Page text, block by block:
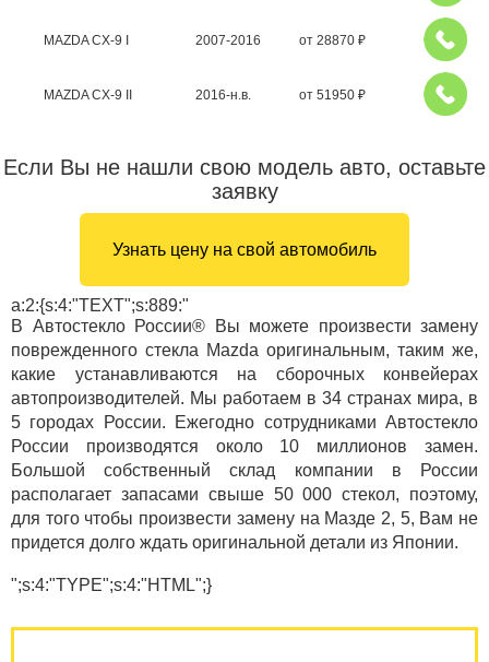
MAZDA CX-9 I 2007-2016 от 28870 ₽
MAZDA CX-9 II 2016-н.в. от 51950 ₽
Если Вы не нашли свою модель авто, оставьте
заявку
Узнать цену на свой автомобиль
a:2:{s:4:"TEXT";s:889:"
В Автостекло России® Вы можете произвести замену
поврежденного стекла Mazda оригинальным, таким же,
какие устанавливаются на сборочных конвейерах
автопроизводителей. Мы работаем в 34 странах мира, в
5 городах России. Ежегодно сотрудниками Автостекло
России производятся около 10 миллионов замен.
Большой собственный склад компании в России
располагает запасами свыше 50 000 стекол, поэтому,
для того чтобы произвести замену на Мазде 2, 5, Вам не
придется долго ждать оригинальной детали из Японии.
";s:4:"TYPE";s:4:"HTML";}